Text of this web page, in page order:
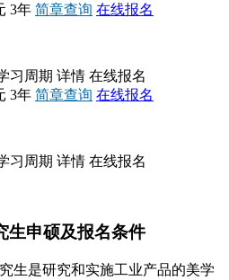
3年 简章查询 在线报名
习周期 详情 在线报名
3年 简章查询 在线报名
习周期 详情 在线报名
生申硕及报名条件
生是研究和实施工业产品的美学